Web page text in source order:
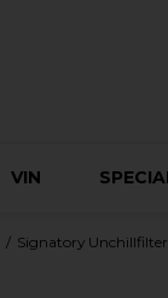
VIN
/ Signatory